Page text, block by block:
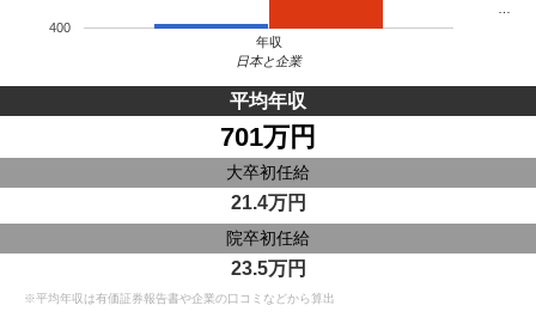
年収
400
日本と企業
平均年収
701万円
大卒初任給
21.4万円
院卒初任給
23.5万円
※平均年収は有価証券報告書や企業の口コミなどから算出